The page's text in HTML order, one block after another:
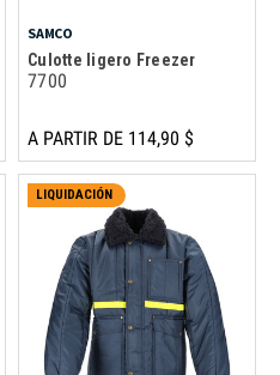
SAMCO
Culotte ligero Freezer
7700
A PARTIR DE 114,90 $
LIQUIDACIÓN